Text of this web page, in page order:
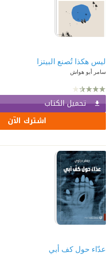
ليس هكذا تُصنع البيتزا
سامر أبو هواش
تحميل الكتاب
اشترك الآن
عدّاء حول كف أبي